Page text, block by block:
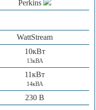
Perkins
WattStream
10кВт
13кВА
11кВт
14кВА
230 В